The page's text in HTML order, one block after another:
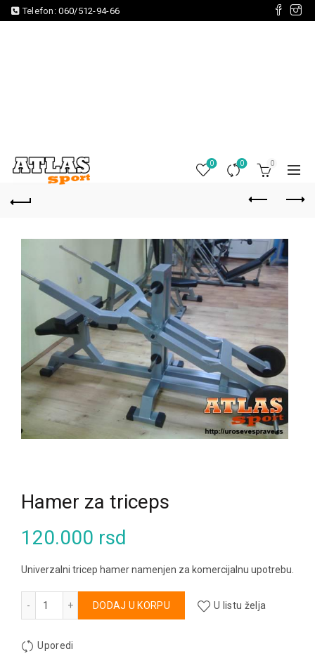
Telefon:060/512-94-66
0 0 0
Hamer za triceps
120.000 rsd
Univerzalni tricep hamer namenjen za komercijalnu upotrebu.
DODAJ U KORPU
Alternative:
U listu želja
Uporedi